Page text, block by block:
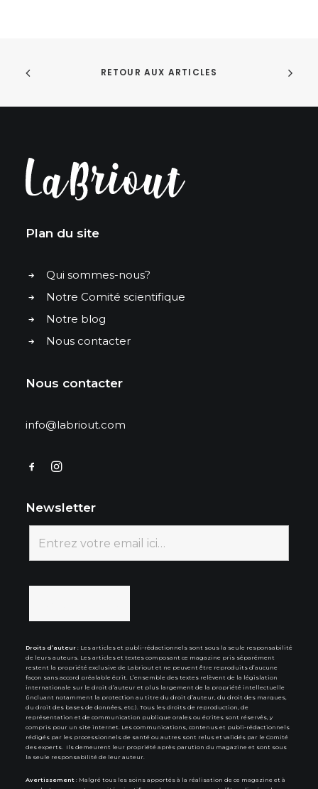
RETOUR AUX ARTICLES
Plan du site
Qui sommes-nous?
Notre Comité scientifique
Notre blog
Nous contacter
Nous contacter
info@labriout.com
Newsletter
Droits d’auteur : Les articles et publi-rédactionnels sont sous la seule responsabilité
de leurs auteurs. Les articles et textes composant ce magazine pris séparément
restent la propriété exclusive de Labriout et ne peuvent être reproduits d’aucune
façon sans accord préalable écrit. L’ensemble des textes relèvent de la législation
internationale sur le droit d’auteur et plus largement de la propriété intellectuelle
(incluant notamment la protection au titre du droit d’auteur, du droit des marques,
du droit des bases de données, etc.). Tous les droits de reproduction, de
représentation et de communication publique orales ou écrites sont réservés, y
compris pour un site internet. Les communications, contenus et publi-rédactionnels
rédigés par les processionnels de santé ou autres sont relus et validés par le Comité
des experts. Ils demeurent leur propriété après parution du magazine et sont sous
la seule responsabilité de leur auteur.
Avertissement : Malgré tous les soins apportés à la réalisation de ce magazine et à